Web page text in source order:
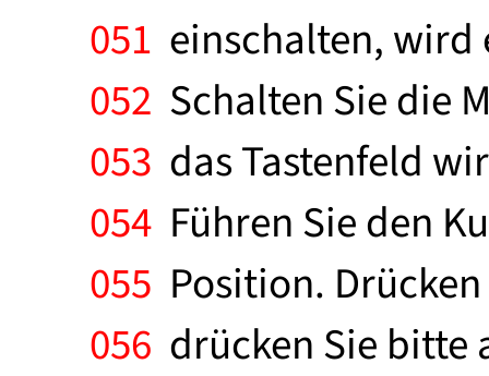
051 einschalten, wird
052 Schalten Sie die
053 das Tastenfeld
054 Führen Sie den
055 Position.
056 drücken Sie bitte